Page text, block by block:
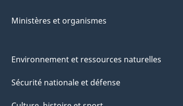
Ministères et organismes
Environnement et ressources naturelles
Sécurité nationale et défense